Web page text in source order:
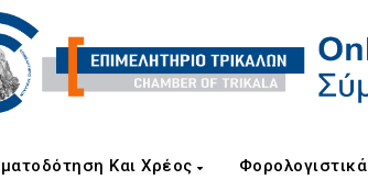
Και Χρέος Φορολογιστικά